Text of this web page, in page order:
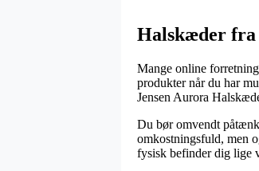
Halskæder fra
Mange online
produkter når du har
Jensen Aurora
Du bør omvendt
omkostningsfuld, men
fysisk befinder dig lige